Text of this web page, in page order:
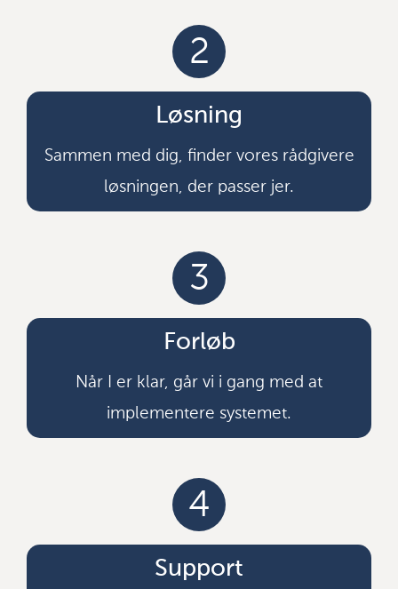
2
Løsning
Sammen med dig, finder vores rådgivere
løsningen, der passer jer.
3
Forløb
Når I er klar, går vi i gang med at
implementere systemet.
4
Support